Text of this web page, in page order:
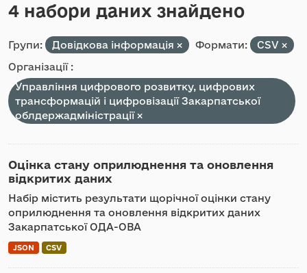
4 набори даних знайдено
Групи: Довідкова інформація Формати:
CSV
Організації :
Управління цифрового розвитку, цифрових
трансформацій і цифровізації Закарпатської
облдержадміністрації
Оцінка стану оприлюднення та оновлення
відкритих даних
Набір містить результати щорічної оцінки стану
оприлюднення та оновлення відкритих даних
Закарпатської ОДА-ОВА
JSON CSV